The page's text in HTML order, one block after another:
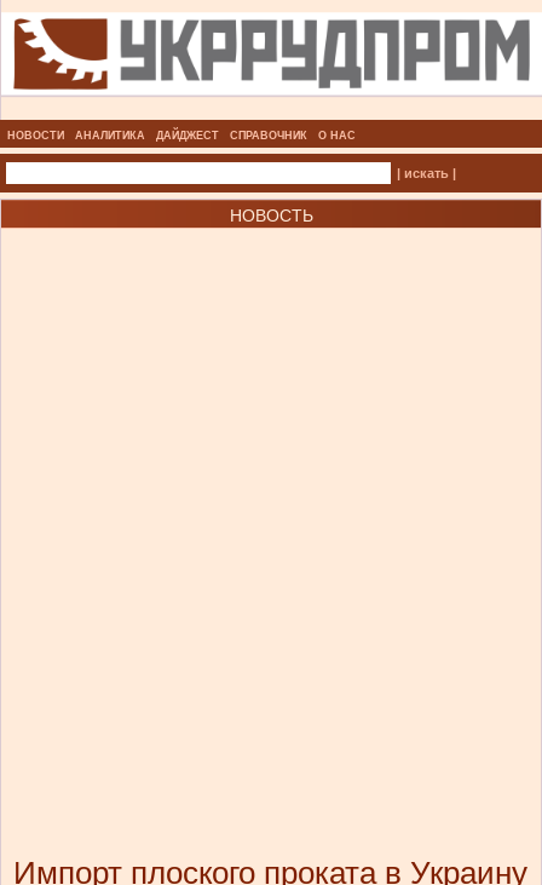
НОВОСТИ АНАЛИТИКА ДАЙДЖЕСТ СПРАВОЧНИК О НАС
| искать |
НОВОСТЬ
Импорт плоского проката в Украину